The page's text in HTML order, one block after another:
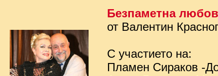
Безпаметна любов
от Валентин
С участието на:
Пламен Сираков -